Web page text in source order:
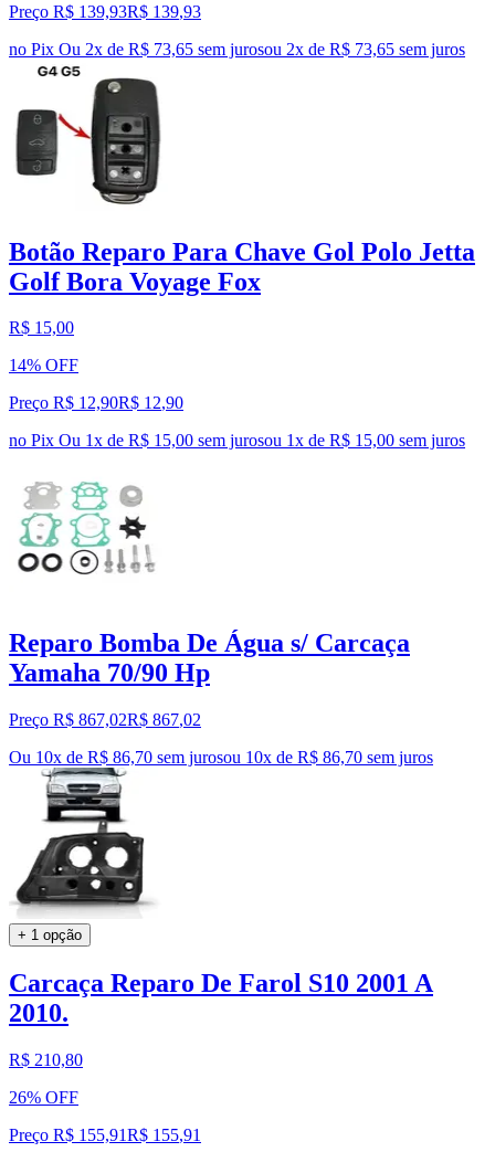
Preço R$ 139,93R$ 139,93
no Pix Ou 2x de R$ 73,65 sem jurosou 2x de R$ 73,65 sem juros
Botão Reparo Para Chave Gol Polo Jetta
Golf Bora Voyage Fox
R$ 15,00
14% OFF
Preço R$ 12,90R$ 12,90
no Pix Ou 1x de R$ 15,00 sem jurosou 1x de R$ 15,00 sem juros
Reparo Bomba De Água s/ Carcaça
Yamaha 70/90 Hp
Preço R$ 867,02R$ 867,02
Ou 10x de R$ 86,70 sem jurosou 10x de R$ 86,70 sem juros
+ 1 opção
Carcaça Reparo De Farol S10 2001 A
2010.
R$ 210,80
26% OFF
Preço R$ 155,91R$ 155,91